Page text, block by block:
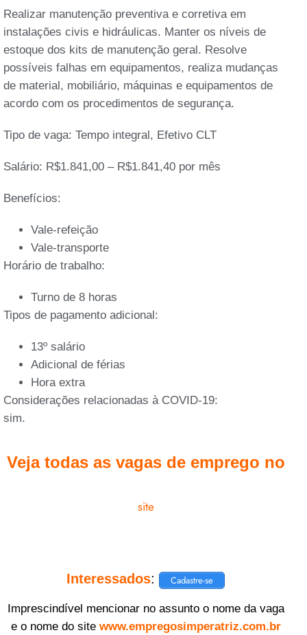
Realizar manutenção preventiva e corretiva em
instalações civis e hidráulicas. Manter os níveis de
estoque dos kits de manutenção geral. Resolve
possíveis falhas em equipamentos, realiza mudanças
de material, mobiliário, máquinas e equipamentos de
acordo com os procedimentos de segurança.
Tipo de vaga: Tempo integral, Efetivo CLT
Salário: R$1.841,00 – R$1.841,40 por mês
Benefícios:
Vale-refeição
Vale-transporte
Horário de trabalho:
Turno de 8 horas
Tipos de pagamento adicional:
13º salário
Adicional de férias
Hora extra
Considerações relacionadas à COVID-19:
sim.
Veja todas as vagas de emprego no
site
Interessados: Cadastre-se
Imprescindível mencionar no assunto o nome da vaga
e o nome do site www.empregosimperatriz.com.br